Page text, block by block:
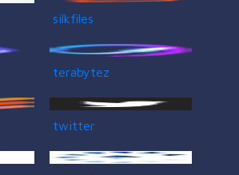
silkfiles
terabytez
twitter